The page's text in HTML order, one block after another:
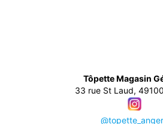
Tôpette Magasin
33 rue St Laud,